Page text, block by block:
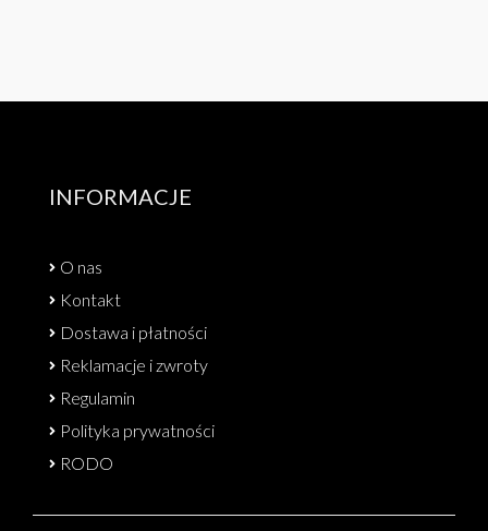
INFORMACJE
O nas
Kontakt
Dostawa i płatności
Reklamacje i zwroty
Regulamin
Polityka prywatności
RODO